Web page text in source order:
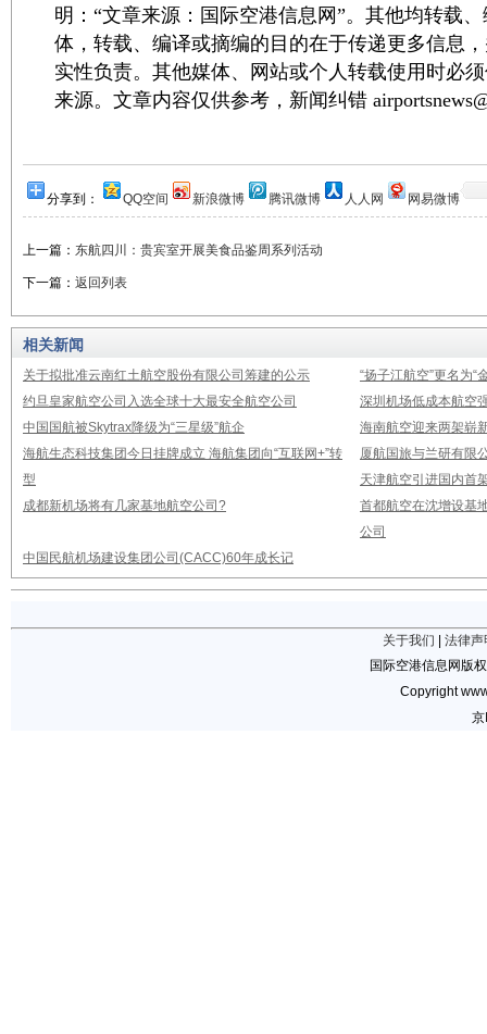
明：“文章来源：国际空港信息网”。其他均转载
体，转载、编译或摘编的目的在于传递更多信息
实性负责。其他媒体、网站或个人转载使用时必
来源。文章内容仅供参考，新闻纠错
分享到： QQ空间 新浪微博 腾讯微博 人人网 网易微博
上一篇： 东航四川：贵宾室开展美食品鉴周系列活动
下一篇： 返回列表
相关新闻
关于拟批准云南红土航空股份有限公司筹建的公示
“扬子江航空”更名为“
约旦皇家航空公司入选全球十大最安全航空公司
深圳机场低成本航空
中国国航被Skytrax降级为“三星级”航企
海南航空迎来两架崭
海航生态科技集团今日挂牌成立 海航集团向“互联网+”转
型
厦航国旅与兰研有限
天津航空引进国内首
成都新机场将有几家基地航空公司?
首都航空在沈增设基
公司
中国民航机场建设集团公司(CACC)60年成长记
关于我们
法律声
国际空港信息网版
Copyright